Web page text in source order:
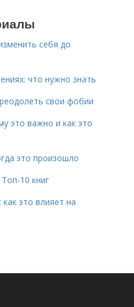
себя до
что нужно знать
свои фобии
это важно и как это
это произошло
10 книг
это влияет на